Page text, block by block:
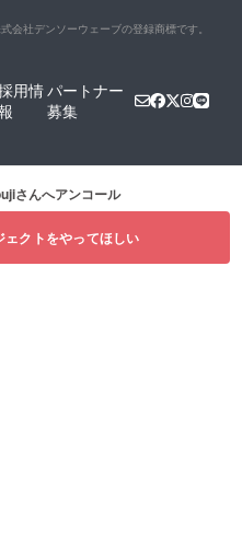
会社デンソーウェーブの登録商標です。
用情パートナー
募集
さんへアンコール
ェクトをやってほしい